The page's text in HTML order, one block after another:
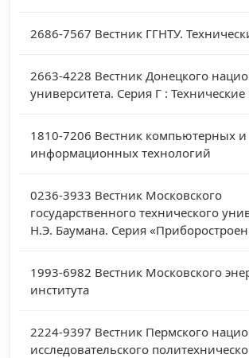
2686-7567 Вестник ГГНТУ.
2663-4228 Вестник Донецкого
университета. Серия Г : Технические
1810-7206 Вестник компьютерных и
информационных технологий
0236-3933 Вестник Московского
государственного технического
Н.Э. Баумана. Серия
1993-6982 Вестник Московского
института
2224-9397 Вестник Пермского
исследовательского